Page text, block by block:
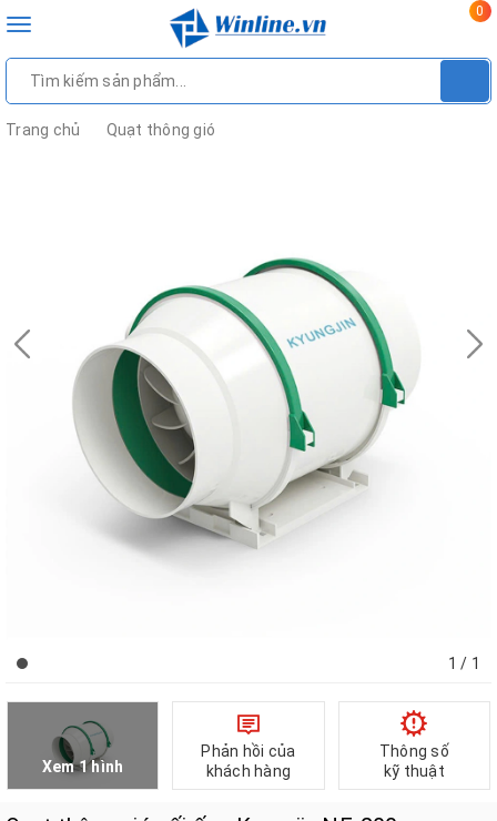
Toggle
0
Trang chủ Quạt thông gió
1 / 1
Xem 1 hình
Phản hồi của
khách hàng
Thông số
kỹ thuật